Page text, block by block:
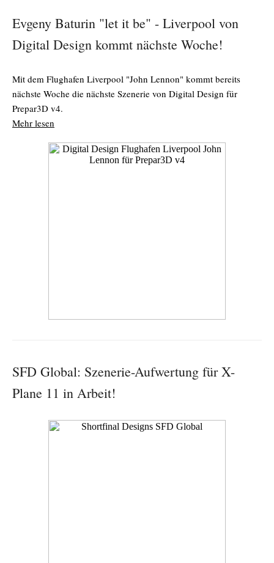
Evgeny Baturin "let it be" - Liverpool von
Digital Design kommt nächste Woche!
Mit dem Flughafen Liverpool "John Lennon" kommt bereits
nächste Woche die nächste Szenerie von Digital Design für
Prepar3D v4.
Mehr lesen
SFD Global: Szenerie-Aufwertung für X-
Plane 11 in Arbeit!